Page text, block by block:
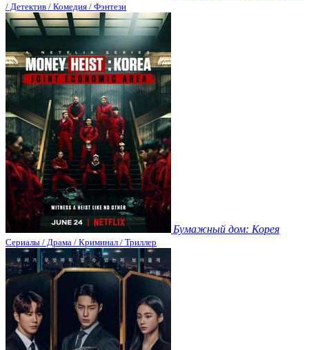
/ Детектив / Комедия / Фэнтези
Бумажный дом: Корея
Сериалы / Драма / Криминал / Триллер